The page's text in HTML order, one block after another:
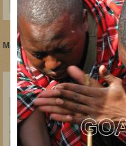
Masai Mara Rezervatas